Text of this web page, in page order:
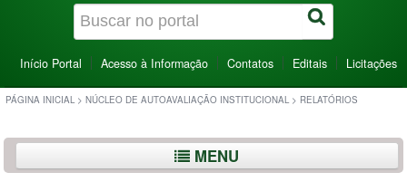
Início Portal Acesso à Informação Contatos Editais Licitações
PÁGINA INICIAL > NÚCLEO DE AUTOAVALIAÇÃO INSTITUCIONAL > RELATÓRIOS
MENU